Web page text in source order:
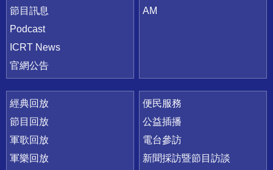
節目訊息
Podcast
ICRT News
官網公告
AM
經典回放
節目回放
軍歌回放
軍樂回放
便民服務
公益插播
電台參訪
新聞採訪暨節目訪談